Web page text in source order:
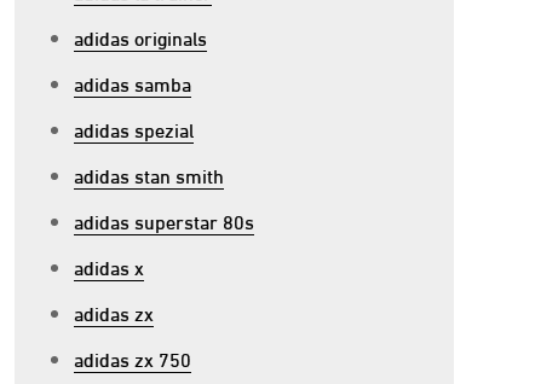
adidas originals
adidas samba
adidas spezial
adidas stan smith
adidas superstar 80s
adidas x
adidas zx
adidas zx 750